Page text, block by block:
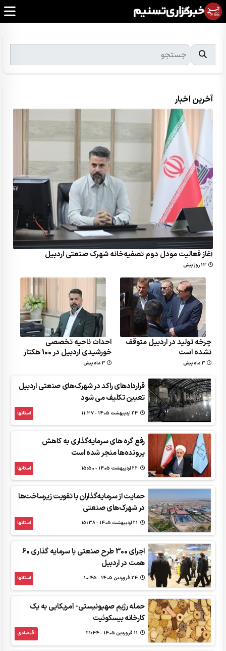
آخرین اخبار
آغاز فعالیت مودل دوم تصفیه‌خانه شهرک صنعتی اردبیل
13 روز پیش
چرخه تولید در اردبیل متوقف
نشده است
3 ماه پیش
احداث ناحیه تخصصی
خورشیدی اردبیل در 100 هکتار
3 ماه پیش
قراردادهای راکد در شهرک‌های صنعتی اردبیل
تعیین تکلیف می شود
استانها
رفع گره های سرمایه‌گذاری به کاهش
پرونده‌ها منجر شده است
استانها
حمایت از سرمایه‌گذاران با تقویت زیرساخت‌ها
در شهرک‌های صنعتی
استانها
اجرای 300 طرح صنعتی با سرمایه گذاری 60
همت در اردبیل
استانها
حمله رژیم صهیونیستی- آمریکایی به یک
کارخانه بیسکوئیت
اقتصادی